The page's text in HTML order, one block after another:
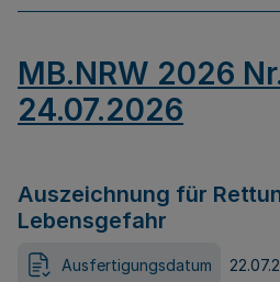
MB.NRW 2026
24.07.2026
Auszeichnung für
Lebensgefahr
Ausfertigungsdatum